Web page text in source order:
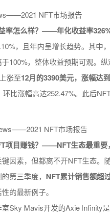
NFT市场报告
率怎么样？——年化收益率
，且年内呈增长趋势。其中
100%，整体收益预期可观。
涨至12月的3390美元，涨幅达到
环比涨幅高达252.47%。此后
NFT市场报告
项目赚钱？——NFT生态最重要
因素，但都离不开NFT生态。
第三季度， NFT累计销售额超
的最新例子。
Sky Mavis开发的Axie Infinity